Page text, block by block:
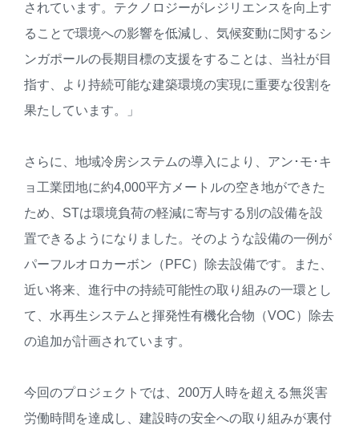
されています。テクノロジーがレジリエンスを向上す
ることで環境への影響を低減し、気候変動に関するシ
ンガポールの長期目標の支援をすることは、当社が目
指す、より持続可能な建築環境の実現に重要な役割を
果たしています。」
さらに、地域冷房システムの導入により、アン･モ･キ
ョ工業団地に約4,000平方メートルの空き地ができた
ため、STは環境負荷の軽減に寄与する別の設備を設
置できるようになりました。そのような設備の一例が
パーフルオロカーボン（PFC）除去設備です。また、
近い将来、進行中の持続可能性の取り組みの一環とし
て、水再生システムと揮発性有機化合物（VOC）除去
の追加が計画されています。
今回のプロジェクトでは、200万人時を超える無災害
労働時間を達成し、建設時の安全への取り組みが裏付